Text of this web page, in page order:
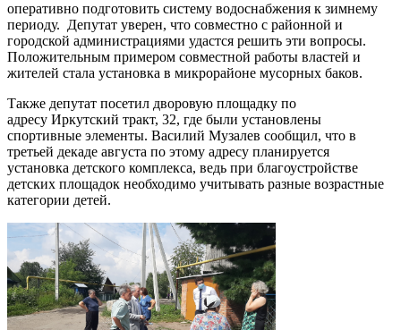
оперативно подготовить систему водоснабжения к зимнему
периоду. Депутат уверен, что совместно с районной и
городской администрациями удастся решить эти вопросы.
Положительным примером совместной работы властей и
жителей стала установка в микрорайоне мусорных баков.
Также депутат посетил дворовую площадку по
адресу Иркутский тракт, 32, где были установлены
спортивные элементы. Василий Музалев сообщил, что в
третьей декаде августа по этому адресу планируется
установка детского комплекса, ведь при благоустройстве
детских площадок необходимо учитывать разные возрастные
категории детей.